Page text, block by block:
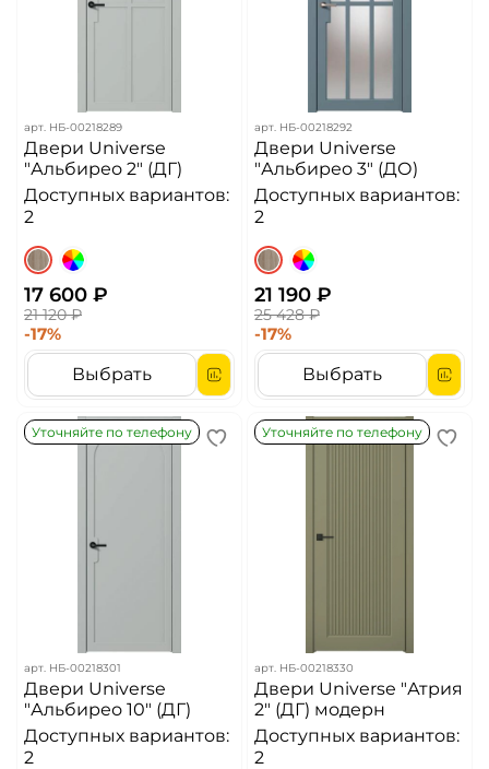
арт. НБ-00218289
Двери Universe
"Альбирео 2" (ДГ)
Доступных вариантов:
2
17 600 ₽
21 120 ₽
-17%
Выбрать
арт. НБ-00218292
Двери Universe
"Альбирео 3" (ДО)
Доступных вариантов:
2
21 190 ₽
25 428 ₽
-17%
Выбрать
Уточняйте по телефону
арт. НБ-00218301
Двери Universe
"Альбирео 10" (ДГ)
Доступных вариантов:
2
Уточняйте по телефону
арт. НБ-00218330
Двери Universe "Атрия
2" (ДГ) модерн
Доступных вариантов:
2